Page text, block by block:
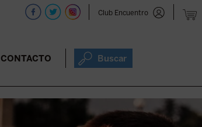
Club Encuentro
CONTACTO Buscar